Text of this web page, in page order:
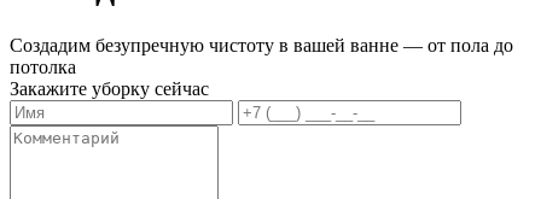
Создадим безупречную чистоту в вашей ванне — от пола до
потолка
Закажите уборку сейчас